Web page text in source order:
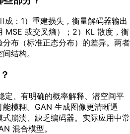
成：1）重建损失，衡量解码器输出
MSE 或交叉熵）；2）KL 散度，衡
布（标准正态分布）的差异。两者
结构。
定、有明确的概率解释、潜空间平
模糊。GAN 生成图像更清晰逼
崩溃、缺乏编码器。实际应用中常
混合模型。